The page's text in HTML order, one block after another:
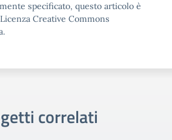
specificato, questo articolo è
Creative Commons
correlati